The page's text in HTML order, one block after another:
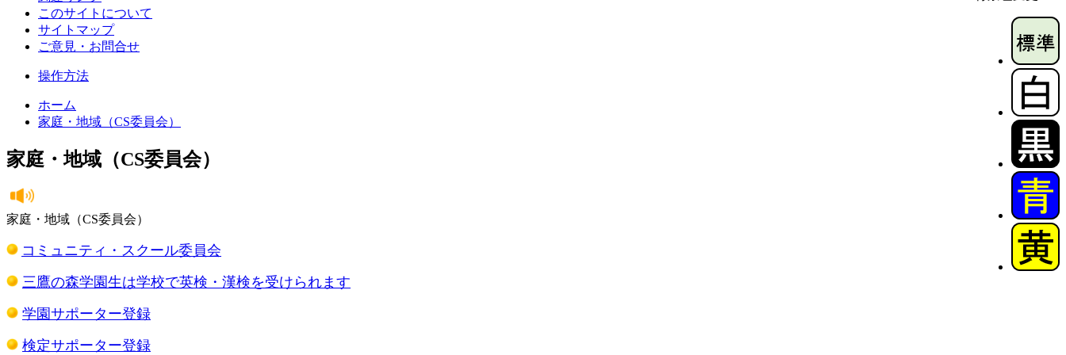
このサイトについて
サイトマップ
ご意見・お問合せ
操作方法
ホーム
家庭・地域（CS委員会）
家庭・地域（CS委員会）
家庭・地域（CS委員会）
コミュニティ・スクール委員会
三鷹の森学園生は学校で英検・漢検を受けられます
学園サポーター登録
検定サポーター登録